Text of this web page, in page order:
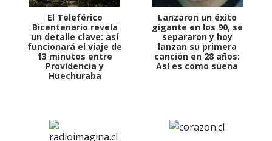
El Teleférico
Bicentenario revela
un detalle clave: así
funcionará el viaje de
13 minutos entre
Providencia y
Huechuraba
Lanzaron un éxito
gigante en los 90, se
separaron y hoy
lanzan su primera
canción en 28 años:
Así es como suena